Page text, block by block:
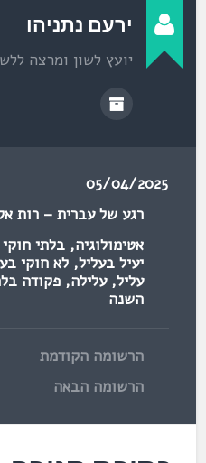
ירעם נתניהו
יועץ לשון ומרצה
05/04/2025
רגע של עברית – רות
אטימולוגיה,בלתי
יעיל בעליל,לא חוקי
עליל,עלילה,פקודה
השנה
הרשומה הקודמת
הרשומה הבאה